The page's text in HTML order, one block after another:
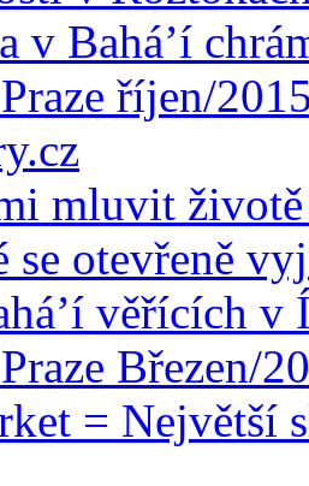
v Bahá’í
říjen/
mluvit
se otevřeně
věřících v
Březen/
= Největší